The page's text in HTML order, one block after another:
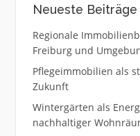
Neueste Beiträge
Regionale
Freiburg und
Pflegeimmobilien als
Zukunft
Wintergärten als
nachhaltiger